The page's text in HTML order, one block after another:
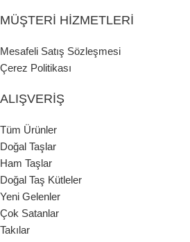
MÜŞTERI HIZMETLERI
Mesafeli Satış Sözleşmesi
Çerez Politikası
ALIŞVERIŞ
Tüm Ürünler
Doğal Taşlar
Ham Taşlar
Doğal Taş Kütleler
Yeni Gelenler
Çok Satanlar
Takılar